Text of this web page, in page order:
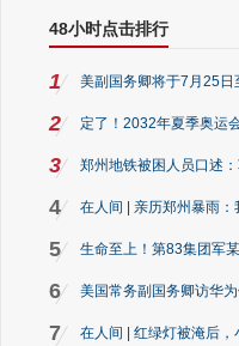
48小时点击排行
1 美副国务卿将于7月25日
2 定了！2032年夏季奥运
3 郑州地铁被困人员口述
4 在人间 | 亲历郑州暴雨
5 生命至上！第83集团军
6 美国常务副国务卿访华
7 在人间 | 红绿灯被淹后